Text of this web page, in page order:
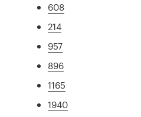
608
214
957
896
1165
1940